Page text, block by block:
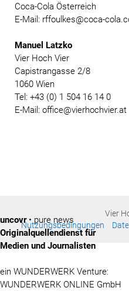
Coca-Cola Österreich
E-Mail: rffoulkes@coca-
Manuel Latzko
Vier Hoch Vier
Capistrangasse 2/8
1060 Wien
Tel: +43 (0) 1 504 16 14 0
E-Mail: office@vierhochvier.at
Vier
Nutzungsbedingungen
uncovr• pure news
Originalquellendienst für
Medien und Journalisten
ein WUNDERWERK Venture:
WUNDERWERK ONLINE GmbH